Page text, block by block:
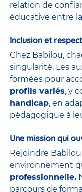
relation de
éducative entre
Inclusion et
Chez Babilou,
singularité. Les
formées pour
profils variés, y
handicap, en
pédagogique à
Une mission qui
Rejoindre
environnement
professionnelle.
parcours de